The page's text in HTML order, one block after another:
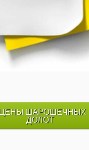
ЦЕНЫ ШАРОШЕЧНЫХ
ДОЛОТ